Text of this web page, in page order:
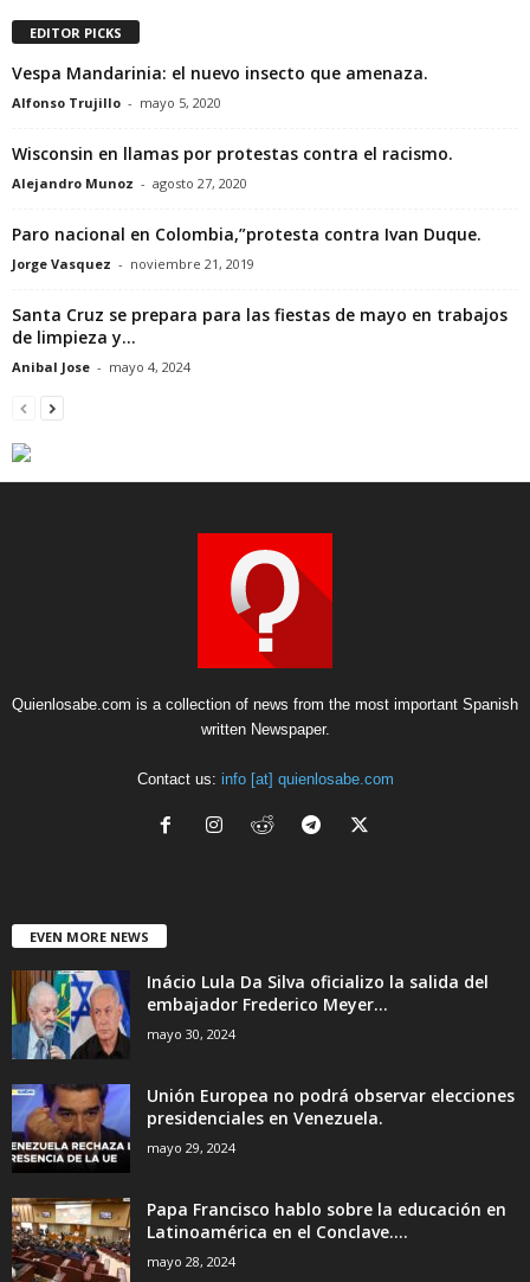
EDITOR PICKS
Vespa Mandarinia: el nuevo insecto que amenaza.
Alfonso Trujillo - mayo 5, 2020
Wisconsin en llamas por protestas contra el racismo.
Alejandro Munoz - agosto 27, 2020
Paro nacional en Colombia,”protesta contra Ivan Duque.
Jorge Vasquez - noviembre 21, 2019
Santa Cruz se prepara para las fiestas de mayo en trabajos
de limpieza y...
Anibal Jose - mayo 4, 2024
Quienlosabe.com is a collection of news from the most important Spanish
written Newspaper.
Contact us: info [at] quienlosabe.com
EVEN MORE NEWS
Inácio Lula Da Silva oficializo la salida del
embajador Frederico Meyer...
mayo 30, 2024
Unión Europea no podrá observar elecciones
presidenciales en Venezuela.
mayo 29, 2024
Papa Francisco hablo sobre la educación en
Latinoamérica en el Conclave....
mayo 28, 2024